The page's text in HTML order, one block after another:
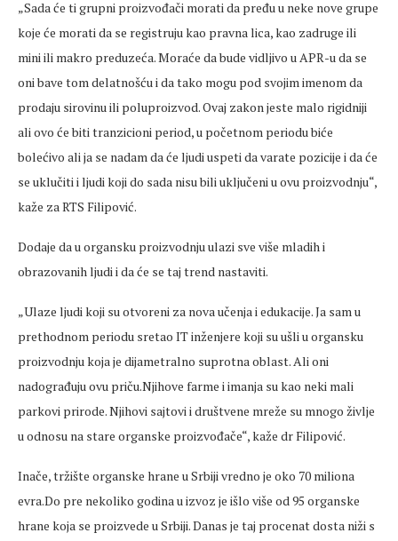
„Sada će ti grupni proizvođači morati da pređu u neke nove grupe
koje će morati da se registruju kao pravna lica, kao zadruge ili
mini ili makro preduzeća. Moraće da bude vidljivo u APR-u da se
oni bave tom delatnošću i da tako mogu pod svojim imenom da
prodaju sirovinu ili poluproizvod. Ovaj zakon jeste malo rigidniji
ali ovo će biti tranzicioni period, u početnom periodu biće
bolećivo ali ja se nadam da će ljudi uspeti da varate pozicije i da će
se uklučiti i ljudi koji do sada nisu bili uključeni u ovu proizvodnju“,
kaže za RTS Filipović.
Dodaje da u organsku proizvodnju ulazi sve više mladih i
obrazovanih ljudi i da će se taj trend nastaviti.
„Ulaze ljudi koji su otvoreni za nova učenja i edukacije. Ja sam u
prethodnom periodu sretao IT inženjere koji su ušli u organsku
proizvodnju koja je dijametralno suprotna oblast. Ali oni
nadograđuju ovu priču.Njihove farme i imanja su kao neki mali
parkovi prirode. Njihovi sajtovi i društvene mreže su mnogo življe
u odnosu na stare organske proizvođače“, kaže dr Filipović.
Inače, tržište organske hrane u Srbiji vredno je oko 70 miliona
evra.Do pre nekoliko godina u izvoz je išlo više od 95 organske
hrane koja se proizvede u Srbiji. Danas je taj procenat dosta niži s